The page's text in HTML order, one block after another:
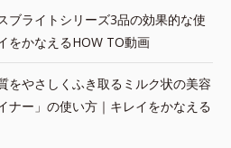
ブライトシリーズ3品の効果的な使
をかなえるHOW TO動画
をやさしくふき取るミルク状の美容
ナー」の使い方｜キレイをかなえる